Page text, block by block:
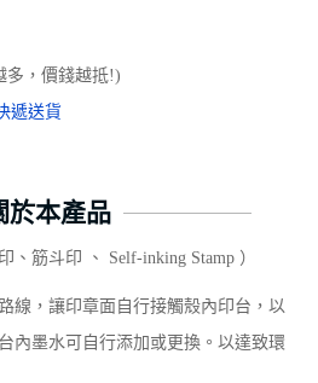
多，價錢越抵!)
遞送貨
於本產品
、筋斗印 、 Self-inking Stamp ）
線，讓印章面自行接觸殼內印台，以
內墨水可自行添加或更換。以達致環